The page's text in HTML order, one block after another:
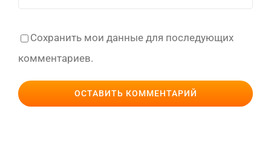
Сохранить мои данные для последующих
комментариев.